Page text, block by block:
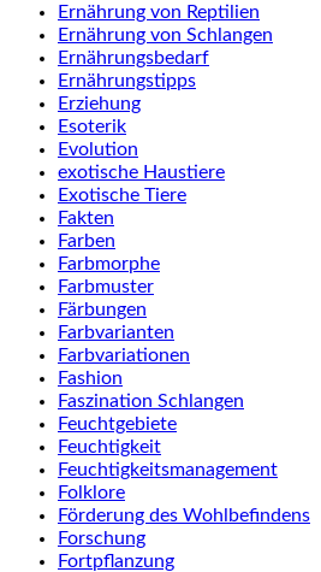
Ernährung von Reptilien
Ernährung von Schlangen
Ernährungsbedarf
Ernährungstipps
Erziehung
Esoterik
Evolution
exotische Haustiere
Exotische Tiere
Fakten
Farben
Farbmorphe
Farbmuster
Färbungen
Farbvarianten
Farbvariationen
Fashion
Faszination Schlangen
Feuchtgebiete
Feuchtigkeit
Feuchtigkeitsmanagement
Folklore
Förderung des Wohlbefindens
Forschung
Fortpflanzung